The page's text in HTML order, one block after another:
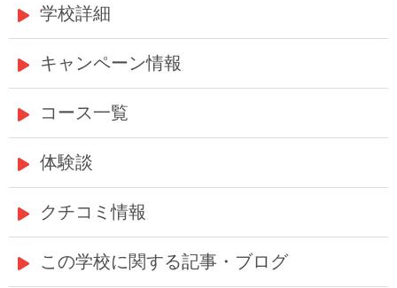
学校詳細
キャンペーン情報
コース一覧
体験談
クチコミ情報
この学校に関する記事・ブログ